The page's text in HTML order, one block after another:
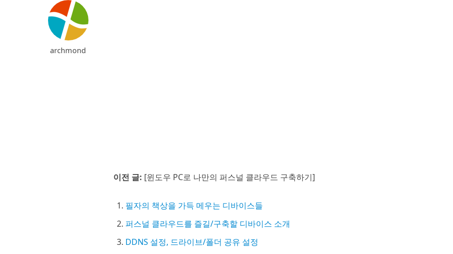
archmond
이전 글: [윈도우 PC로 나만의 퍼스널 클라우드 구축하기]
필자의 책상을 가득 메우는 디바이스들
퍼스널 클라우드를 즐길/구축할 디바이스 소개
DDNS 설정, 드라이브/폴더 공유 설정